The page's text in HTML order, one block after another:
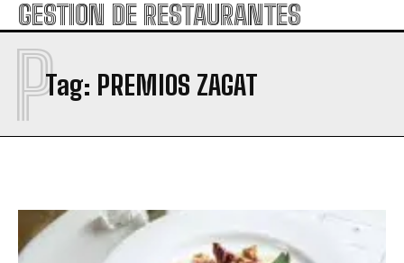
GESTION DE RESTAURANTES
Tag: PREMIOS ZAGAT
P